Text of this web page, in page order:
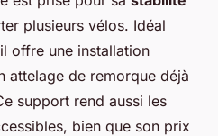
plusieurs vélos. Idéal
offre une installation
attelage de remorque déjà
support rend aussi les
bien que son prix